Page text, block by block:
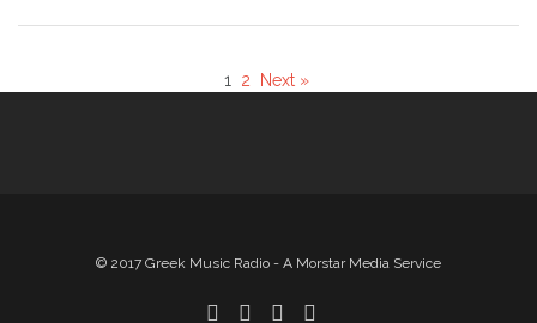
1 2 Next »
© 2017 Greek Music Radio - A Morstar Media Service